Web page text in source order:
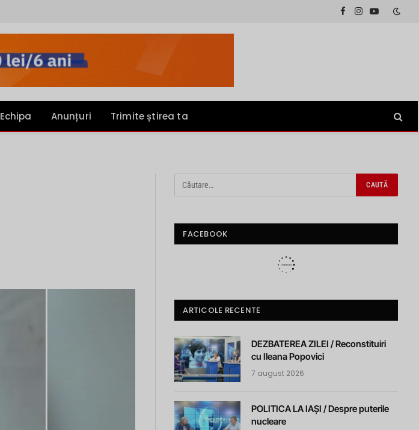
Facebook
InstagramYouTube
Echipa Anunțuri Trimite știrea ta
FACEBOOK
ARTICOLE RECENTE
DEZBATEREA ZILEI / Reconstituiri
cu Ileana Popovici
7 august 2026
POLITICA LA IAȘI / Despre puterile
nucleare